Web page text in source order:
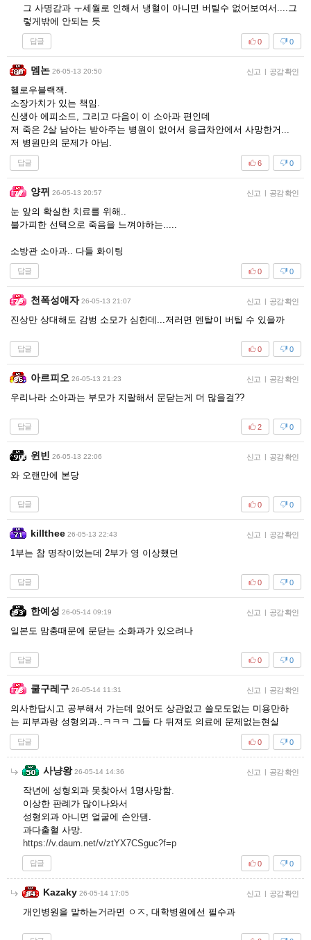
그 사명감과 ㅜ세월로 인해서 냉혈이 아니면 버틸수 없어보여서....그
렇게밖에 안되는 듯
답글 0
0
멤논 26-05-13 20:50 신고 | 공감 확인
헬로우블랙잭.
소장가치가 있는 책임.
신생아 에피소드, 그리고 다음이 이 소아과 편인데
저 죽은 2살 남아는 받아주는 병원이 없어서 응급차안에서 사망한거...
저 병원만의 문제가 아님.
답글 0
6
양뀌 26-05-13 20:57 신고 | 공감 확인
눈 앞의 확실한 치료를 위해..
불가피한 선택으로 죽음을 느껴야하는.....
소방관 소아과.. 다들 화이팅
답글 0
0
천폭성애자 26-05-13 21:07 신고 | 공감 확인
진상만 상대해도 감벙 소모가 심한데...저러면 멘탈이 버틸 수 있을까
답글 0
0
아르피오 26-05-13 21:23 신고 | 공감 확인
우리나라 소아과는 부모가 지랄해서 문닫는게 더 많을걸??
답글 0
2
윈빈 26-05-13 22:06 신고 | 공감 확인
와 오랜만에 본당
답글 0
0
killthee 26-05-13 22:43 신고 | 공감 확인
1부는 참 명작이었는데 2부가 영 이상했던
답글 0
0
한예성 26-05-14 09:19 신고 | 공감 확인
일본도 맘충때문에 문닫는 소화과가 있으려나
답글 0
0
쿨구레구 26-05-14 11:31 신고 | 공감 확인
의사한답시고 공부해서 가는데 없어도 상관없고 쓸모도없는 미용만하
는 피부과랑 성형외과..ㅋㅋㅋ 그들 다 뒤져도 의료에 문제없는현실
답글 0
0
사냥왕 26-05-14 14:36 신고 | 공감 확인
작년에 성형외과 못찾아서 1명사망함.
이상한 판례가 많이나와서
성형외과 아니면 얼굴에 손안댐.
과다출혈 사망.
https://v.daum.net/v/ztYX7CSguc?f=p
답글 0
0
Kazaky 26-05-14 17:05 신고 | 공감 확인
개인병원을 말하는거라면 ㅇㅈ, 대학병원에선 필수과